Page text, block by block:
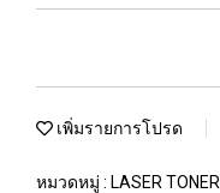
เพิ่มรายการโปรด
หมวดหมู่ : LASER TONER